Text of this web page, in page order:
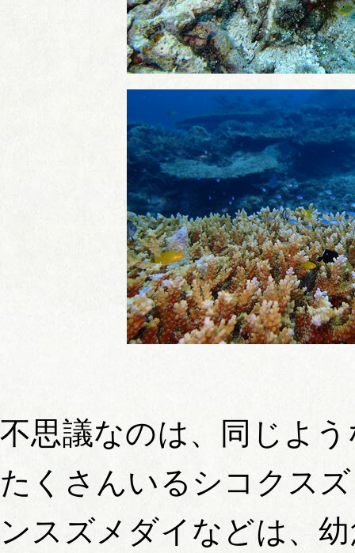
不思議なのは、同じよ
たくさんいるシコクス
ンスズメダイなどは、